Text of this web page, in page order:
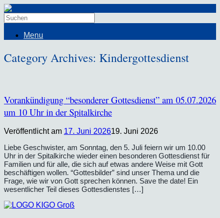
Menu
Category Archives: Kindergottesdienst
Vorankündigung “besonderer Gottesdienst” am 05.07.2026
um 10 Uhr in der Spitalkirche
Veröffentlicht am 17. Juni 202619. Juni 2026
Liebe Geschwister, am Sonntag, den 5. Juli feiern wir um 10.00
Uhr in der Spitalkirche wieder einen besonderen Gottesdienst für
Familien und für alle, die sich auf etwas andere Weise mit Gott
beschäftigen wollen. “Gottesbilder” sind unser Thema und die
Frage, wie wir von Gott sprechen können. Save the date! Ein
wesentlicher Teil dieses Gottesdienstes […]